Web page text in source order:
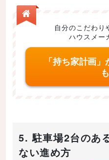
自分のこだわり
ハウスメー
「持ち家計画
5. 駐車場2台のあ
ない進め方